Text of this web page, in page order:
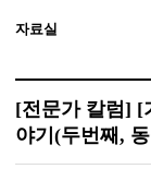
[전문가 칼럼] [
야기(두번째,